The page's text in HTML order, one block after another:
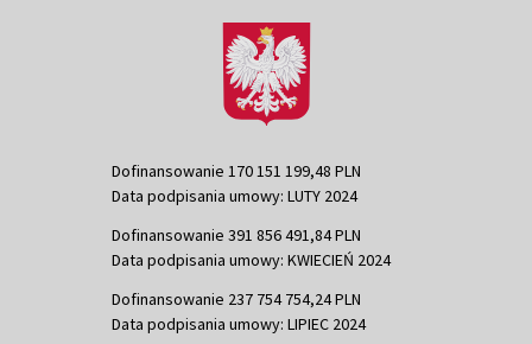
Dofinansowanie 170 151 199,48 PLN
Data podpisania umowy: LUTY 2024
Dofinansowanie 391 856 491,84 PLN
Data podpisania umowy: KWIECIEŃ 2024
Dofinansowanie 237 754 754,24 PLN
Data podpisania umowy: LIPIEC 2024